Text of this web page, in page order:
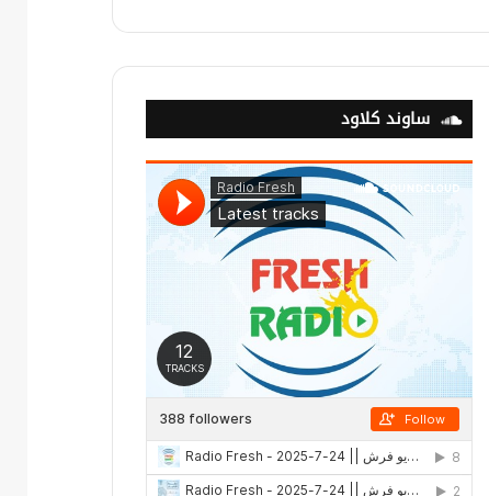
ساوند كلاود